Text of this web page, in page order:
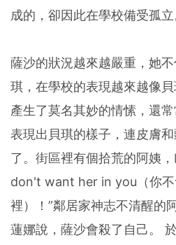
成的，卻因此在學校備受孤立
薩沙的狀況越來越嚴重，她
琪，在學校的表現越來越像
產生了莫名其妙的情愫，還
表現出貝琪的樣子，連皮膚
了。街區裡有個拾荒的阿姨
don't want her in you（你不
裡）！”鄰居家神志不清醒的
蓮娜說，薩沙會殺了自己。